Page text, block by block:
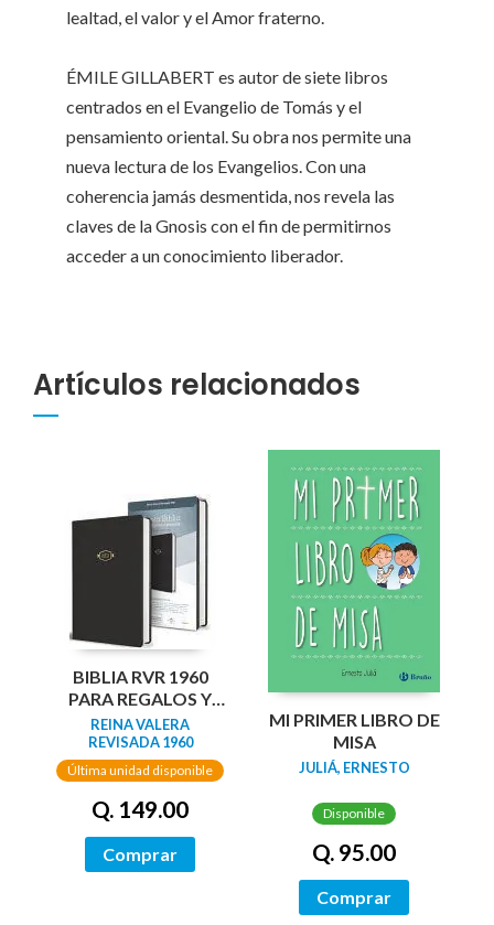
lealtad, el valor y el Amor fraterno.
ÉMILE GILLABERT es autor de siete libros
centrados en el Evangelio de Tomás y el
pensamiento oriental. Su obra nos permite una
nueva lectura de los Evangelios. Con una
coherencia jamás desmentida, nos revela las
claves de la Gnosis con el fin de permitirnos
acceder a un conocimiento liberador.
Artículos relacionados
BIBLIA RVR 1960
PARA REGALOS Y
PREMIOS, NEGRO
REINA VALERA
REVISADA 1960
Última unidad disponible
Q. 149.00
Comprar
MI PRIMER LIBRO DE
MISA
JULIÁ, ERNESTO
Disponible
Q. 95.00
Comprar